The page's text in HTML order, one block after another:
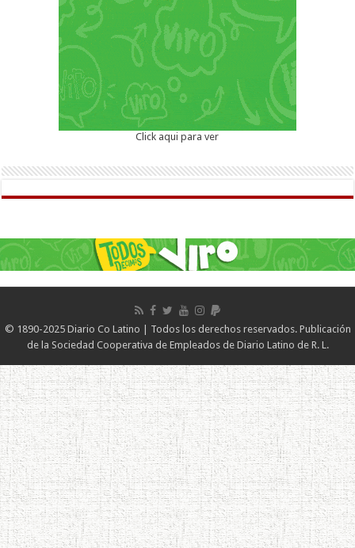
Click aqui para ver
© 1890-2025 Diario Co Latino | Todos los derechos reservados. Publicación
de la Sociedad Cooperativa de Empleados de Diario Latino de R. L.